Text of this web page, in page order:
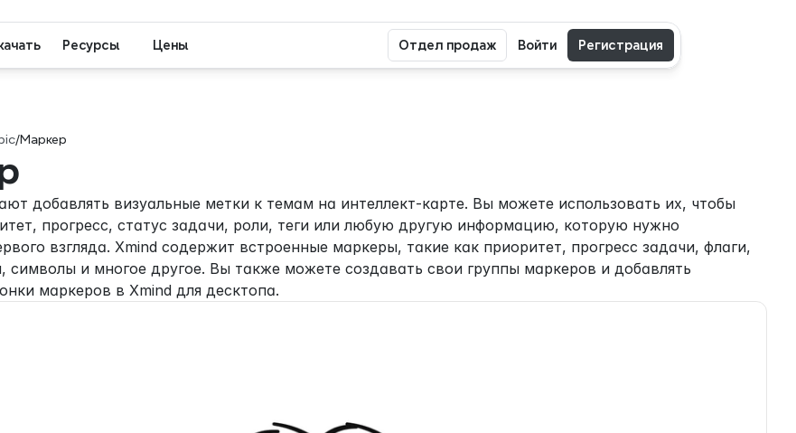
/Маркер
добавлять визуальные метки к темам на интеллект-карте. Вы можете использовать их, чтобы
прогресс, статус задачи, роли, теги или любую другую информацию, которую нужно
взгляда. Xmind содержит встроенные маркеры, такие как приоритет, прогресс задачи, флаги,
символы и многое другое. Вы также можете создавать свои группы маркеров и добавлять
маркеров в Xmind для десктопа.
Ресурсы Цены Отдел продаж Войти Регистрация